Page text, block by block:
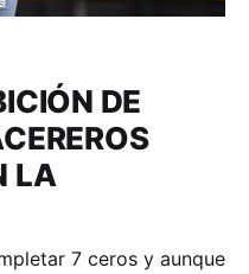
DE
LA
7 ceros y aunque